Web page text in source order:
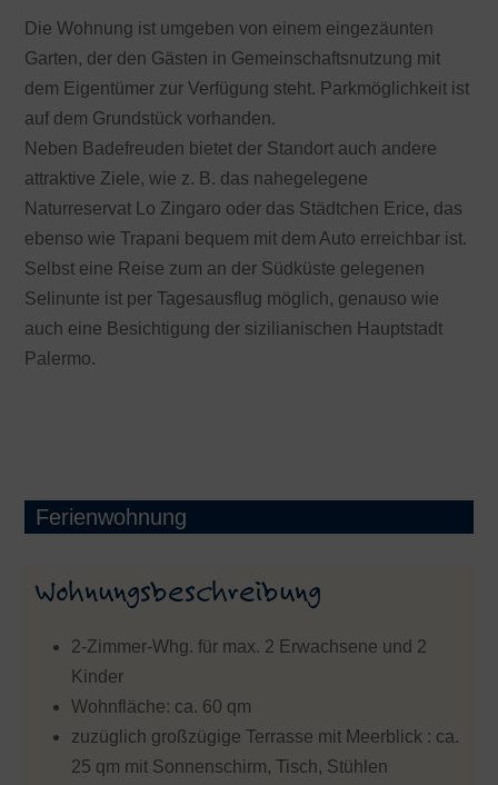
Die Wohnung ist umgeben von einem eingezäunten
Garten, der den Gästen in Gemeinschaftsnutzung mit
dem Eigentümer zur Verfügung steht. Parkmöglichkeit ist
auf dem Grundstück vorhanden.
Neben Badefreuden bietet der Standort auch andere
attraktive Ziele, wie z. B. das nahegelegene
Naturreservat Lo Zingaro oder das Städtchen Erice, das
ebenso wie Trapani bequem mit dem Auto erreichbar ist.
Selbst eine Reise zum an der Südküste gelegenen
Selinunte ist per Tagesausflug möglich, genauso wie
auch eine Besichtigung der sizilianischen Hauptstadt
Palermo.
Ferienwohnung
Wohnungsbeschreibung
2-Zimmer-Whg. für max. 2 Erwachsene und 2
Kinder
Wohnfläche: ca. 60 qm
zuzüglich großzügige Terrasse mit Meerblick : ca.
25 qm mit Sonnenschirm, Tisch, Stühlen